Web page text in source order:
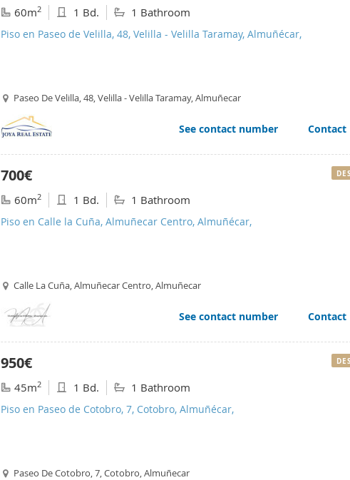
60m2 1 Bd. 1 Bathroom
Piso en Paseo de Velilla, 48, Velilla - Velilla Taramay, Almuñécar,
Paseo De Velilla, 48, Velilla - Velilla Taramay, Almuñecar
See contact number Contact
700€
60m2 1 Bd. 1 Bathroom
Piso en Calle la Cuña, Almuñecar Centro, Almuñécar,
Calle La Cuña, Almuñecar Centro, Almuñecar
See contact number Contact
950€
45m2 1 Bd. 1 Bathroom
Piso en Paseo de Cotobro, 7, Cotobro, Almuñécar,
Paseo De Cotobro, 7, Cotobro, Almuñecar